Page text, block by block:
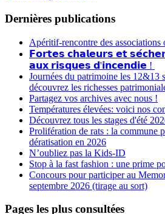
Dernières publications
Apéritif-rencontre des associations
𝗙𝗼𝗿𝘁𝗲𝘀 𝗰𝗵𝗮𝗹𝗲𝘂𝗿𝘀 𝗲𝘁
𝗮𝘂𝘅 𝗿𝗶𝘀𝗾𝘂𝗲𝘀 𝗱'𝗶𝗻𝗰𝗲𝗻𝗱𝗶𝗲 !
Journées du patrimoine les 12&13
découvrez les richesses
Partagez vos archives avec nous !
Températures élevées: voici nos
Découvrez tous les stages d'été
Prolifération de rats : la commune
dératisation en 2026
N’oubliez pas la Kids-ID
Stop à la fast fashion : une prime
Concours pour participer au
septembre 2026 (tirage au sort)
Pages les plus consultées